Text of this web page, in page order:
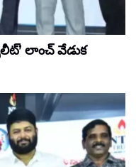
లాంచ్ వేడుక